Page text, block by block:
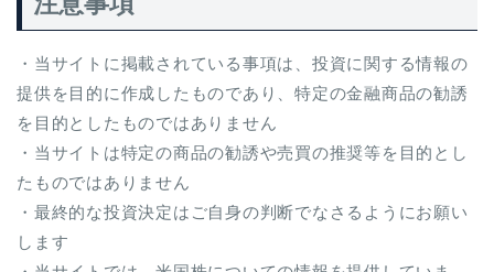
・当サイトに掲載されている事項は、投資に関する情報の
提供を目的に作成したものであり、特定の金融商品の勧誘
を目的としたものではありません
・当サイトは特定の商品の勧誘や売買の推奨等を目的とし
たものではありません
・最終的な投資決定はご自身の判断でなさるようにお願い
します